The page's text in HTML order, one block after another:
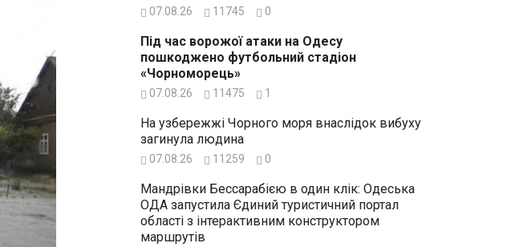
07.08.26 11745 0
Під час ворожої атаки на Одесу
пошкоджено футбольний стадіон
«Чорноморець»
07.08.26 11475 1
На узбережжі Чорного моря внаслідок вибуху
загинула людина
07.08.26 11259 0
Мандрівки Бессарабією в один клік: Одеська
ОДА запустила Єдиний туристичний портал
області з інтерактивним конструктором
маршрутів